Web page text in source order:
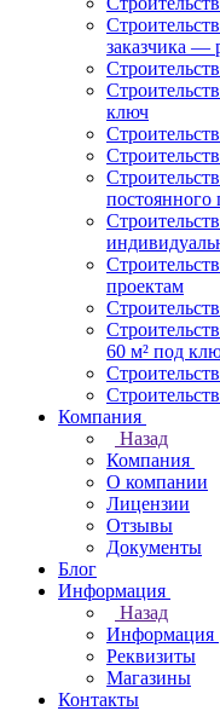
заказчика —
ключ
проектам
60 м² под
Компания
Назад
Компания
О компании
Лицензии
Отзывы
Документы
Блог
Информация
Назад
Информация
Реквизиты
Магазины
Контакты